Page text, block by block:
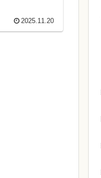
2025.11.20